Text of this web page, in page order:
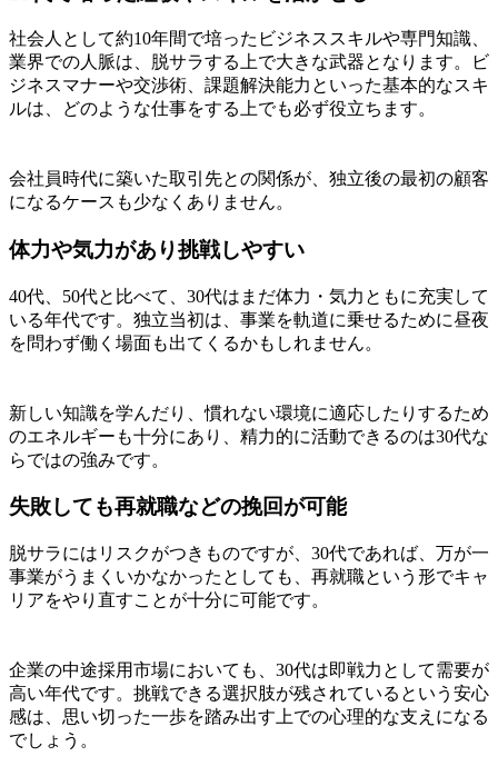
社会人として約10年間で培ったビジネススキルや専門知識、
業界での人脈は、脱サラする上で大きな武器となります。ビ
ジネスマナーや交渉術、課題解決能力といった基本的なスキ
ルは、どのような仕事をする上でも必ず役立ちます。
会社員時代に築いた取引先との関係が、独立後の最初の顧客
になるケースも少なくありません。
体力や気力があり挑戦しやすい
40代、50代と比べて、30代はまだ体力・気力ともに充実して
いる年代です。独立当初は、事業を軌道に乗せるために昼夜
を問わず働く場面も出てくるかもしれません。
新しい知識を学んだり、慣れない環境に適応したりするため
のエネルギーも十分にあり、精力的に活動できるのは30代な
らではの強みです。
失敗しても再就職などの挽回が可能
脱サラにはリスクがつきものですが、30代であれば、万が一
事業がうまくいかなかったとしても、再就職という形でキャ
リアをやり直すことが十分に可能です。
企業の中途採用市場においても、30代は即戦力として需要が
高い年代です。挑戦できる選択肢が残されているという安心
感は、思い切った一歩を踏み出す上での心理的な支えになる
でしょう。